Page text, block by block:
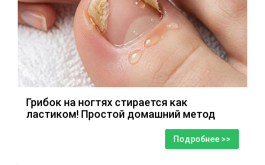
Грибок на ногтях стирается как
ластиком! Простой домашний метод
Подробнее >>